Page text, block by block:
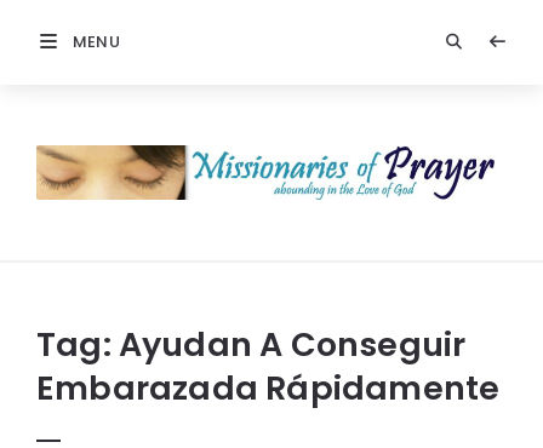
MENU
Prayers
Tag:Ayudan A Conseguir
Embarazada Rápidamente